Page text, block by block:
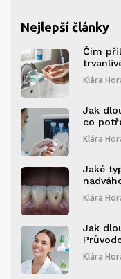
Nejlepší články
Čím
Klára
Jak
co
zubních
Klára
Jaké
Klára
Jak
Klára